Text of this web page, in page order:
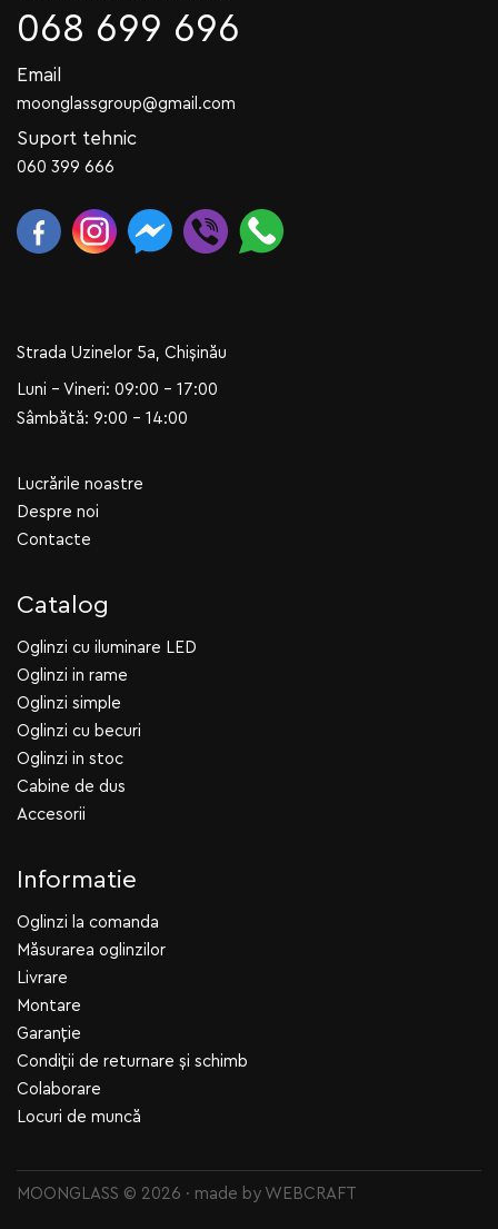
068 699 696
Email
moonglassgroup@gmail.com
Suport tehnic
060 399 666
Strada Uzinelor 5a, Chișinău
Luni - Vineri: 09:00 - 17:00
Sâmbătă: 9:00 - 14:00
Lucrările noastre
Despre noi
Contacte
Catalog
Oglinzi cu iluminare LED
Oglinzi in rame
Oglinzi simple
Oglinzi cu becuri
Oglinzi in stoc
Cabine de dus
Accesorii
Informatie
Oglinzi la comanda
Măsurarea oglinzilor
Livrare
Montare
Garanție
Condiții de returnare și schimb
Colaborare
Locuri de muncă
MOONGLASS © 2026 · made by WEBCRAFT